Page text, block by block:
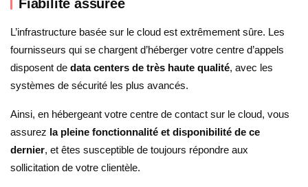
Fiabilité assurée
L’infrastructure basée sur le cloud est extrêmement sûre. Les
fournisseurs qui se chargent d’héberger votre centre d’appels
disposent de data centers de très haute qualité, avec les
systèmes de sécurité les plus avancés.
Ainsi, en hébergeant votre centre de contact sur le cloud, vous
assurez la pleine fonctionnalité et disponibilité de ce
dernier, et êtes susceptible de toujours répondre aux
sollicitation de votre clientèle.